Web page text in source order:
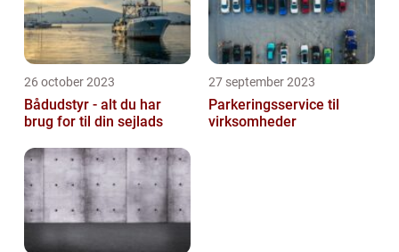
26 october 2023
Bådudstyr - alt du har
brug for til din sejlads
27 september 2023
Parkeringsservice til
virksomheder